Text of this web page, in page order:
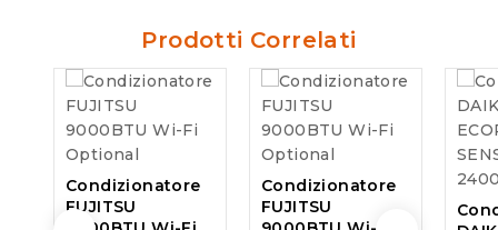
Prodotti Correlati
Condizionatore
FUJITSU
Condizionatore
FUJITSU